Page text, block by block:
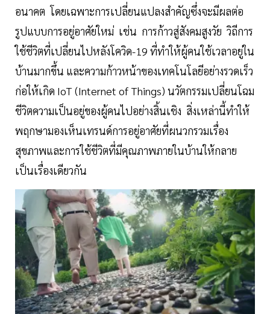
อนาคต โดยเฉพาะการเปลี่ยนแปลงสำคัญซึ่งจะมีผลต่อ
รูปแบบการอยู่อาศัยใหม่ เช่น การก้าวสู่สังคมสูงวัย วิถีการ
ใช้ชีวิตที่เปลี่ยนไปหลังโควิด-19 ที่ทำให้ผู้คนใช้เวลาอยู่ใน
บ้านมากขึ้น และความก้าวหน้าของเทคโนโลยีอย่างรวดเร็ว
ก่อให้เกิด IoT (Internet of Things) นวัตกรรมเปลี่ยนโฉม
ชีวิตความเป็นอยู่ของผู้คนไปอย่างสิ้นเชิง สิ่งเหล่านี้ทำให้
พฤกษามองเห็นเทรนด์การอยู่อาศัยที่ผนวกรวมเรื่อง
สุขภาพและการใช้ชีวิตที่มีคุณภาพภายในบ้านให้กลาย
เป็นเรื่องเดียวกัน